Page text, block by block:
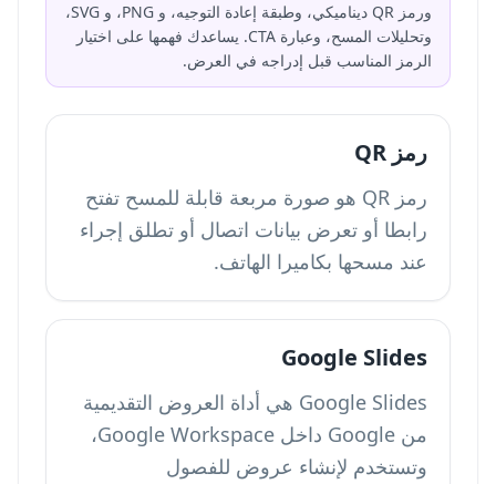
ورمز QR ديناميكي، وطبقة إعادة التوجيه، و PNG، و SVG،
وتحليلات المسح، وعبارة CTA. يساعدك فهمها على اختيار
الرمز المناسب قبل إدراجه في العرض.
رمز QR
رمز QR هو صورة مربعة قابلة للمسح تفتح
رابطا أو تعرض بيانات اتصال أو تطلق إجراء
عند مسحها بكاميرا الهاتف.
Google Slides
Google Slides هي أداة العروض التقديمية
من Google داخل Google Workspace،
وتستخدم لإنشاء عروض للفصول